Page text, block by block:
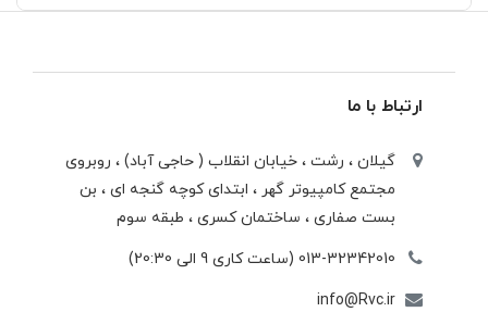
ارتباط با ما
گیلان ، رشت ، خيابان انقلاب ( حاجی آباد) ، روبروی
مجتمع كامپيوتر گهر ، ابتدای كوچه گنجه ای ، بن
بست صفاری ، ساختمان كسری ، طبقه سوم
013-32342010 (ساعت کاری 9 الی 20:30)
info@Rvc.ir